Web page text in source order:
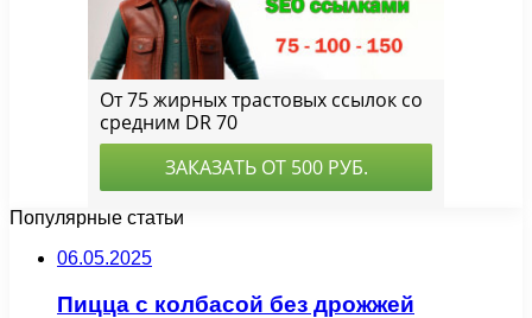
Популярные статьи
06.05.2025
Пицца с колбасой без дрожжей